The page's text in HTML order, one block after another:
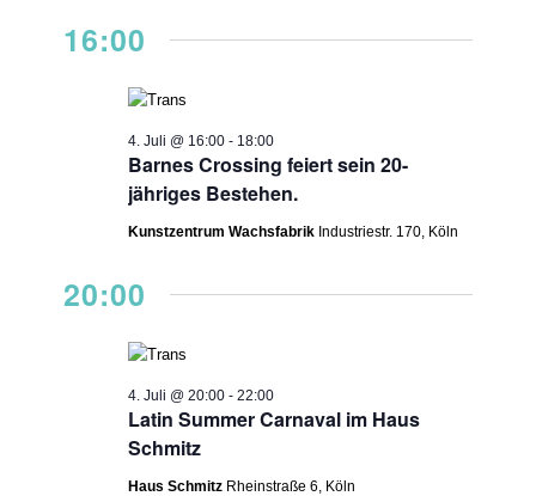
16:00
Barnes Crossing feiert sein 20-
jähriges Bestehen.
4. Juli @ 16:00 - 18:00
Kunstzentrum Wachsfabrik Industriestr. 170, Köln
20:00
Latin Summer Carnaval im Haus
Schmitz
4. Juli @ 20:00 -22:00
Haus Schmitz Rheinstraße 6, Köln